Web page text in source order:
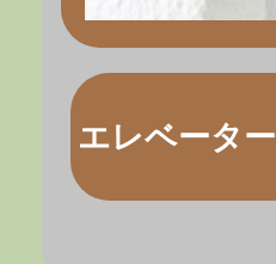
エレベータ